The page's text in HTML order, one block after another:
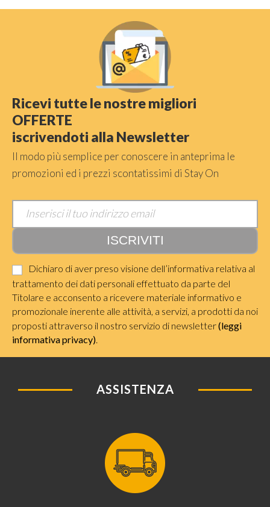
Ricevi tutte le nostre migliori
OFFERTE
iscrivendoti alla Newsletter
Il modo più semplice per conoscere in anteprima le
promozioni ed i prezzi scontatissimi di Stay On
Dichiaro di aver preso visione dell’informativa relativa al
trattamento dei dati personali effettuato da parte del
Titolare e acconsento a ricevere materiale informativo e
promozionale inerente alle attività, a servizi, a prodotti da noi
proposti attraverso il nostro servizio di newsletter(leggi
informativa privacy)
ASSISTENZA